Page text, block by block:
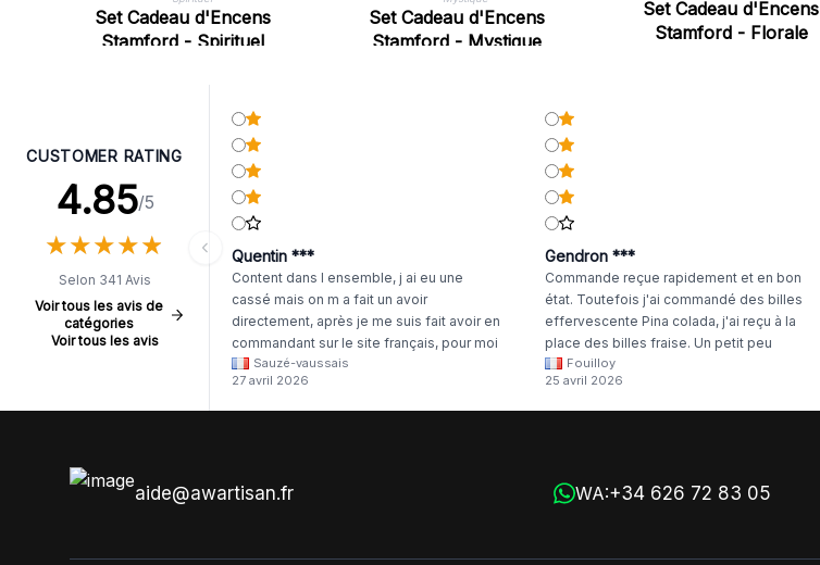
Set Cadeau d'Encens
Stamford - Spirituel
Set Cadeau d'Encens
Stamford - Mystique
Set Cadeau d'Encens
Stamford - Florale
CUSTOMER RATING
4.85/5
★★★★★
★★★★★
Selon 341 Avis
Voir tous les avis de
catégories
Voir tous les avis
Quentin ***
Content dans l ensemble, j ai eu une
cassé mais on m a fait un avoir
directement, après je me suis fait avoir en
commandant sur le site français, pour moi
il était évident que les produits était de la
même langue mais raté tout est en
anglais.
Sauzé-vaussais
27 avril 2026
Gendron ***
Commande reçue rapidement et en bon
état. Toutefois j'ai commandé des billes
effervescente Pina colada, j'ai reçu à la
place des billes fraise. Un petit peu
dommage
Fouilloy
25 avril 2026
aide@awartisan.fr WA:+34 626 72 83 05